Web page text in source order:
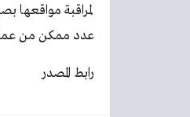
لمراقبة مواقعها
عدد ممكن من
رابط المصدر